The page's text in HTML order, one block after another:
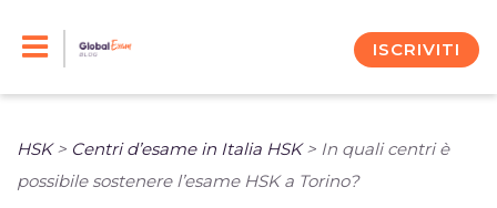
ISCRIVITI
HSK> Centri d’esame in Italia HSK> In quali centri è
possibile sostenere l’esame HSK a Torino?